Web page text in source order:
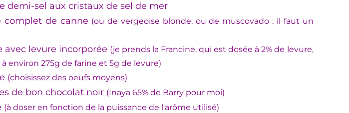
demi-sel aux cristaux de sel de mer
complet de canne (ou de vergeoise blonde, ou de muscovado : il faut un
avec levure incorporée (je prends la Francine, qui est dosée à 2% de levure,
environ 275g de farine et 5g de levure)
(choisissez des oeufs moyens)
de bon chocolat noir (Inaya 65% de Barry pour moi)
(à doser en fonction de la puissance de l'arôme utilisé)